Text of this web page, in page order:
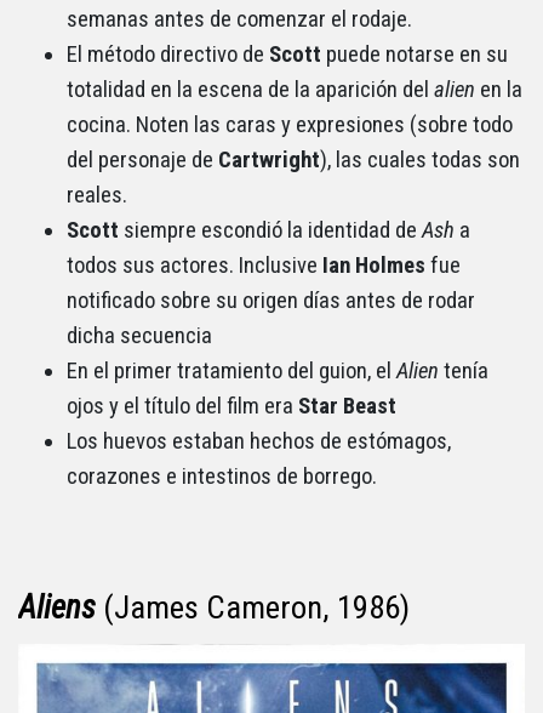
semanas antes de comenzar el rodaje.
El método directivo de Scott puede notarse en su
totalidad en la escena de la aparición del alien en la
cocina. Noten las caras y expresiones (sobre todo
del personaje de Cartwright), las cuales todas son
reales.
Scott siempre escondió la identidad deAsh a
todos sus actores. Inclusive Ian Holmes fue
notificado sobre su origen días antes de rodar
dicha secuencia
En el primer tratamiento del guion, elAlien tenía
ojos y el título del film era Star Beast
Los huevos estaban hechos de estómagos,
corazones e intestinos de borrego.
Aliens (James Cameron, 1986)